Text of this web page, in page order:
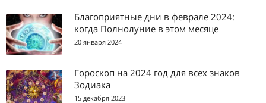
Благоприятные дни в феврале 2024:
когда Полнолуние в этом месяце
20 января 2024
Гороскоп на 2024 год для всех знаков
Зодиака
15 декабря 2023